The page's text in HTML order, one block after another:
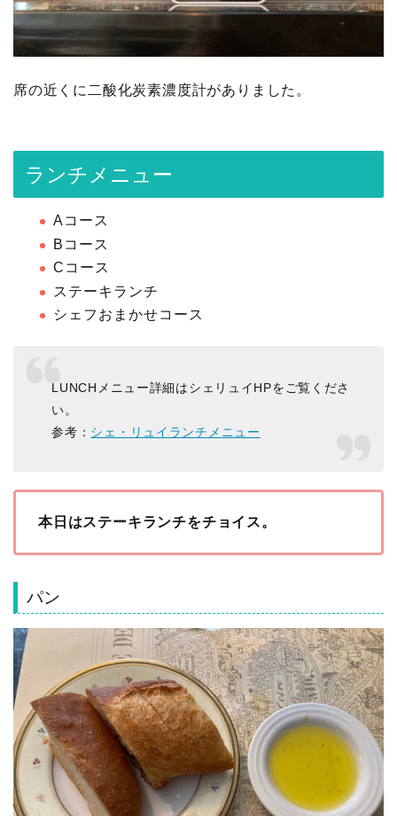
席の近くに二酸化炭素濃度計がありました。
ランチメニュー
Aコース
Bコース
Cコース
ステーキランチ
シェフおまかせコース
LUNCHメニュー詳細はシェリュイHPをご覧くださ
い。
参考： シェ・リュイランチメニュー
本日はステーキランチをチョイス。
パン